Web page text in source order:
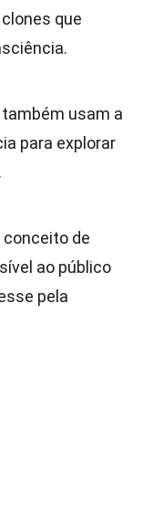
que
usam a
para explorar
conceito de
ao público
pela